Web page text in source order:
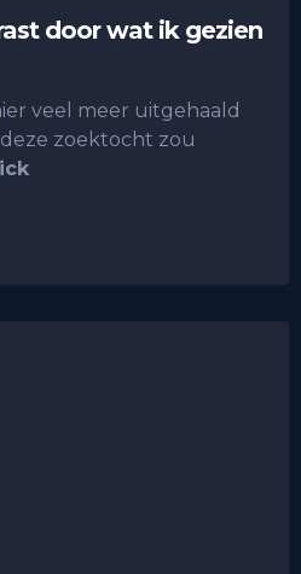
door wat ik gezien
veel meer uitgehaald
zoektocht zou